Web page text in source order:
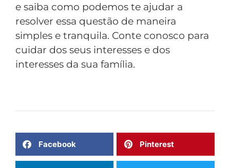
e saiba como podemos te ajudar a
resolver essa questão de maneira
simples e tranquila. Conte conosco para
cuidar dos seus interesses e dos
interesses da sua família.
Facebook Pinterest